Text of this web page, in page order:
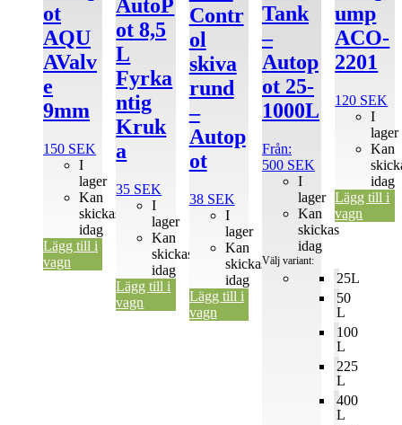
ot
AQU
AValv
e
9mm
150 SEK
I
lager
Kan
skickas
idag
Lägg till i
vagn
AutoP
ot 8,5
L
Fyrka
ntig
Kruk
a
35 SEK
I
lager
Kan
skickas
idag
Lägg till i
vagn
Contr
ol
skiva
rund
–
Autop
ot
38 SEK
I
lager
Kan
skickas
idag
Lägg till i
vagn
Tank
–
Autop
ot 25-
1000L
Från:
500 SEK
25L
50
L
100
L
225
L
400
L
I
lager
Kan
skickas
idag
Välj variant:
olika
kan
väljas
på
produktsidan
ump
ACO-
2201
120 SEK
I
lager
Kan
idag
Lägg till i
vagn